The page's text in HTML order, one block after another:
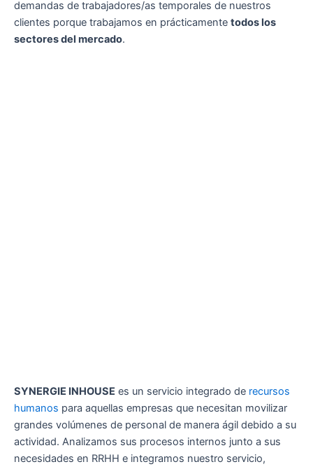
demandas de trabajadores/as temporales de nuestros
clientes porque trabajamos en prácticamente todos los
sectores del mercado.
SYNERGIE INHOUSE es un servicio integrado de recursos
humanos para aquellas empresas que necesitan movilizar
grandes volúmenes de personal de manera ágil debido a su
actividad. Analizamos sus procesos internos junto a sus
necesidades en RRHH e integramos nuestro servicio,